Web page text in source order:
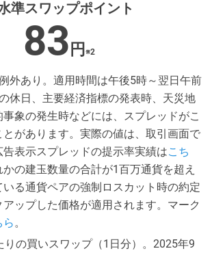
準スワップポイント
83 円 ※2
外あり。適用時間は午後5時～翌日午前
休日、主要経済指標の発表時、天災地
象の発生時などには、スプレッドがこ
があります。実際の値は、取引画面で
表示スプレッドの提示率実績はこち
の建玉数量の合計が1百万通貨を超え
いる通貨ペアの強制ロスカット時の約定
ップした価格が適用されます。マーク
ら。
の買いスワップ（1日分）。2025年9